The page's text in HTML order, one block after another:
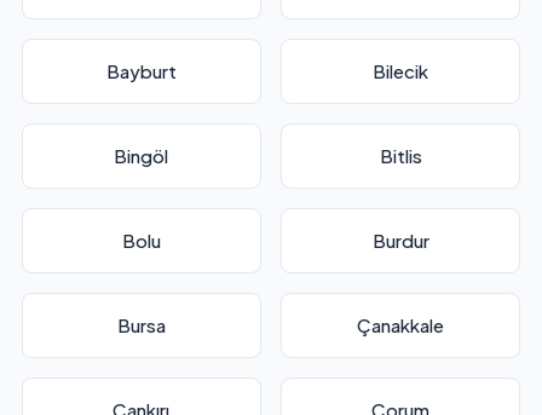
Bayburt Bilecik
Bingöl Bitlis
Bolu Burdur
Bursa Çanakkale
Çankırı Çorum